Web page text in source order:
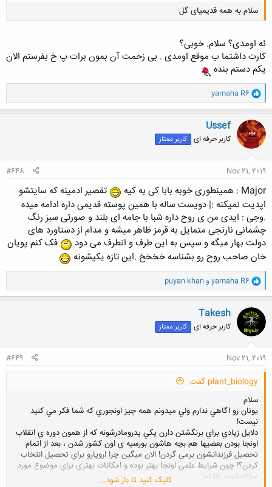
سلام به همه قدیمیای گل
ئه اومدی؟ سلام. خوبی؟
کارت داشتما ب موقع اومدی . بی زحمت آن بمون برات پ خ بفرستم الان
یکم دستم بنده
و
ا
ک
ن
ش
ه
ا
yamaha R6
Ussef
کاربر حرفه ای کاربر ممتاز
Nov 21, 2019
#648
Major : همینطوری خوبه بابا کی به کیه
تقصیر ادمینه که سایتشو
اپدیت نمیکنه :| دویست ساله با همین پوسته قدیمی داره ادامه میده
.وجی : ایدی من ی روح داره شبا با جامه ای بلند و صورتی سبز رنگ
چشمانی نارنجی متمایل به قرمز ظاهر میشه و مدام از دستاورد های
دولت بهار میگه و سپس به این طرف و انطرف می دود
فک کنم پویان
خان صاحب روح رو بشناسه خخخخ .این تازه یکیشونه
و
ا
ک
ن
ش
ه
ا
yamaha R6 و puyan khan
Takesh
کاربر حرفه ای کاربر ممتاز
Nov 21, 2019
#649
plant_biology گفت:
سلام
يونان رو اگاهي ندارم ولي ميدونم همه چيز اونجوري كه شما فكر مي كنيد
نيست!
دلايل زيادي براي برنگشتن دارن يكي پدرومادرشونه كه از همون دوره ي انقلاب
اونجا بودن بعضيها هم بچه هاشون بورسيه ي اون كشور شدن ، بعد از اتمام
تحصيل فرزندانشون برمي گردن! الان ميگين چرا اروپارو براي تحصيل انتخاب
كردن؟! چون شرايط علمي اونجا بهتر بوده و امكانات بهتري براي موضوع مورد
مطالعشون داشتم!
کلیک کنید تا باز شود...